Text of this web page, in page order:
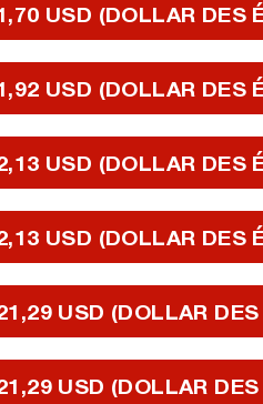
USD (DOLLAR DES
USD (DOLLAR DES
USD (DOLLAR DES
USD (DOLLAR DES
USD (DOLLAR
USD (DOLLAR